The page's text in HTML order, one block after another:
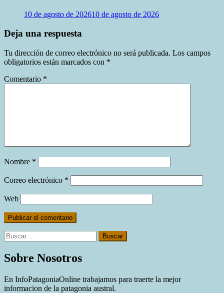
10 de agosto de 202610 de agosto de 2026
Deja una respuesta
Tu dirección de correo electrónico no será publicada. Los campos
obligatorios están marcados con *
Comentario *
Nombre *
Correo electrónico *
Web
Buscar:
Sobre Nosotros
En InfoPatagoniaOnline trabajamos para traerte la mejor
informacion de la patagonia austral.